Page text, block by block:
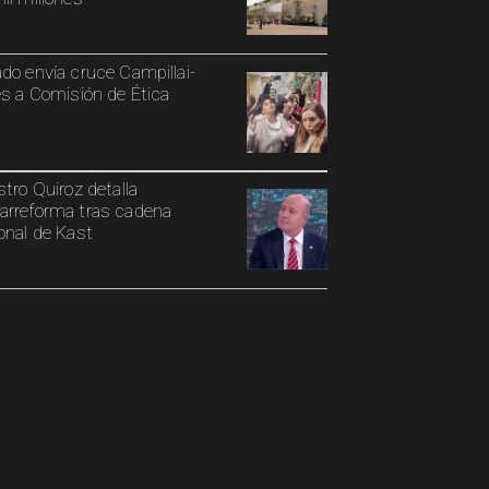
envía cruce Campillai-
a Comisión de Ética
Quiroz detalla
tras cadena
de Kast